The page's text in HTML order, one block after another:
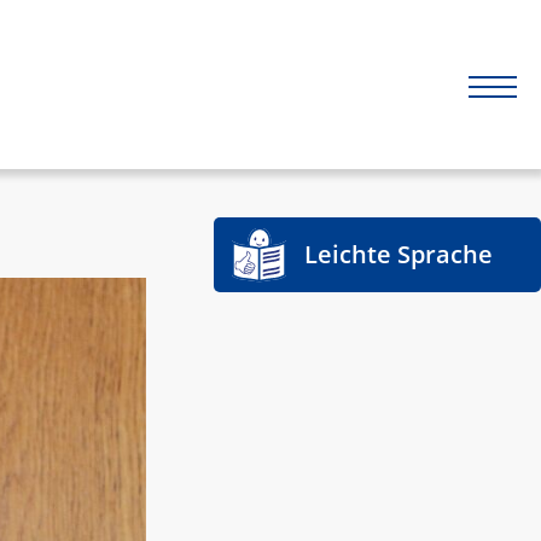
Leichte Sprache